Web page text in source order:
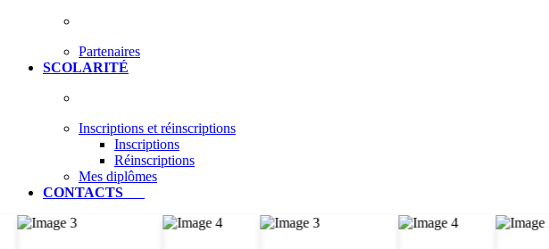
Partenaires
SCOLARITÉ
Inscriptions et réinscriptions
Inscriptions
Réinscriptions
Mes diplômes
CONTACTS